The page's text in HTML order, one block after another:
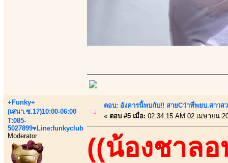
+Funky+
(เสนา.ซ.17)10:00-06:00
T:085-
5027899♥Line:funkyclub
Moderator
ตอบ: อังคารนี้พบกับ!! สายCว่าที่พยบ.สาวส
« ตอบ #5 เมื่อ: 02:34:15 AM 02 เมษายน
((น้องชาลอ